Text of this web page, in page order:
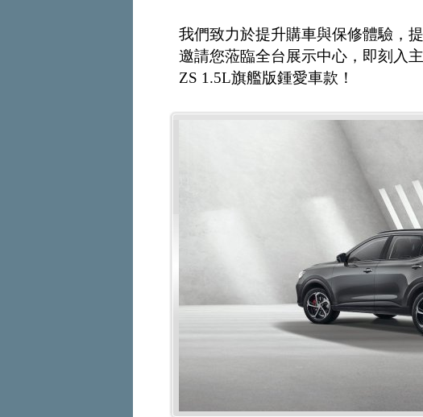
我們致力於提升購車與保修體驗，
邀請您蒞臨全台展示中心，即刻入
ZS 1.5L旗艦版鍾愛車款！